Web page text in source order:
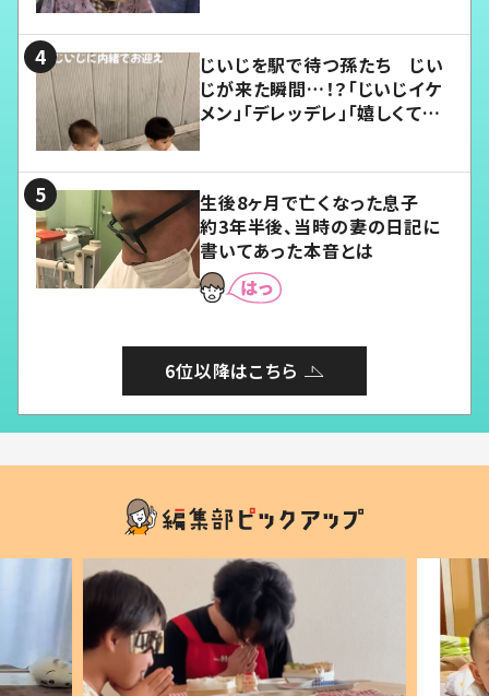
じいじを駅で待つ孫たち じい
じが来た瞬間…！？「じいじイケ
メン」「デレッデレ」「嬉しくて可
生後8ヶ月で亡くなった息子
約3年半後、当時の妻の日記に
書いてあった本音とは
6位以降はこちら